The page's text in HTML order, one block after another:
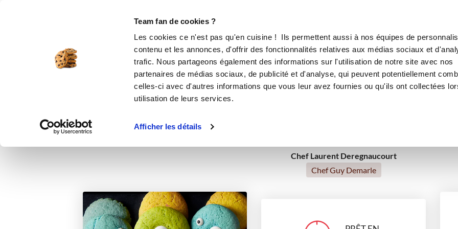
Team fan de cookies ?
Les cookies ce n'est pas qu'en cuisine ! Ils permettent aussi à nos équipes de
contenu et les annonces, d'offrir des fonctionnalités relatives aux médias sociaux et
trafic. Nous partageons également des informations sur l'utilisation de notre site avec nos
partenaires de médias sociaux, de publicité et d'analyse, qui peuvent potentiellement
celles-ci avec d'autres informations que vous leur avez fournies ou qu'ils ont collectées
utilisation de leurs services.
Afficher les détails
Cookies Monsters
Chef Laurent Deregnaucourt
Chef Guy Demarle